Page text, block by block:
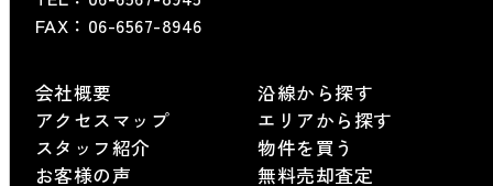
FAX：06-6567-8946
会社概要
アクセスマップ
スタッフ紹介
お客様の声
沿線から探す
エリアから探す
物件を買う
無料売却査定